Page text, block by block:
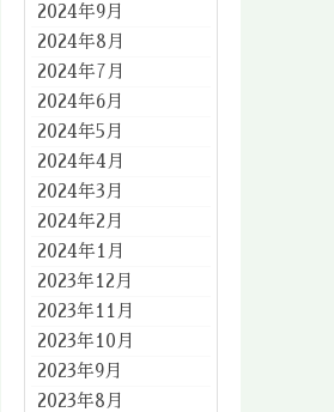
2024年9月
2024年8月
2024年7月
2024年6月
2024年5月
2024年4月
2024年3月
2024年2月
2024年1月
2023年12月
2023年11月
2023年10月
2023年9月
2023年8月